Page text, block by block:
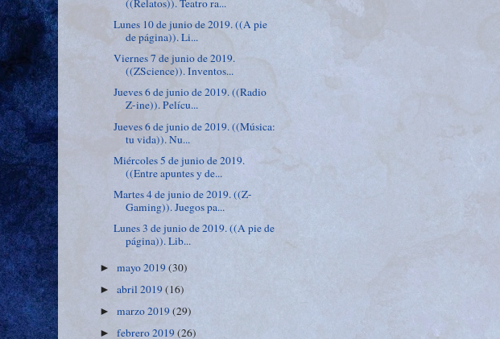
((Relatos)). Teatro ra...
Lunes 10 de junio de 2019. ((A pie
de página)). Li...
Viernes 7 de junio de 2019.
((ZScience)). Inventos...
Jueves 6 de junio de 2019. ((Radio
Z-ine)). Pelícu...
Jueves 6 de junio de 2019. ((Música:
tu vida)). Nu...
Miércoles 5 de junio de 2019.
((Entre apuntes y de...
Martes 4 de junio de 2019. ((Z-
Gaming)). Juegos pa...
Lunes 3 de junio de 2019. ((A pie de
página)). Lib...
►mayo 2019(30)
►abril 2019(16)
►marzo 2019(29)
►febrero 2019(26)